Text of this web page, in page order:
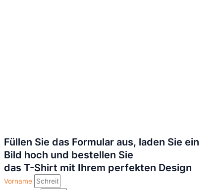
Füllen Sie das Formular aus, laden Sie ein
Bild hoch und bestellen Sie
das T-Shirt mit Ihrem perfekten Design
Vorname